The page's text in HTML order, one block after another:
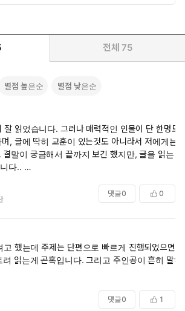
전체 75
별점 높은순 별점 낮은순
읽었습니다. 그러나 매력적인 인물이 단 한명도
, 글에 딱히 교훈이 있는것도 아니라서 저에게는
말이 궁금해서 끝까지 보긴 했지만, 글을 읽는 내
다..
것은 물론 글에 나오는 모든 인물이 불쾌하더라
감정선을 따라가게되는, 본인만의 사연이 있는 매
요.
매우 참신해서 재미있거나, 글에 교훈이 있어야
는 편인데 이 작품은 스토리도 무난, 교훈은 없
감이었습니다. 결말도 그냥 적당한 반전..?
지만 누군가에게 추천하거나 다시 읽고 싶지는
나 개인적 감상이니 작품이 궁금하신 분들은 읽어
댓글0 0
했는데 주제는 단편으로 빠르게 진행되었으면
읽는게 곤혹입니다. 그리고 주인공이 흔히 말하
댓글0 1